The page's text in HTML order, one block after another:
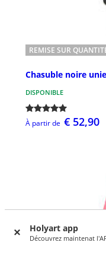
Holyart app
Découvrez maintenat
REMISE SUR
Chasuble noire
DISPONIBLE
À partir de € 52,90